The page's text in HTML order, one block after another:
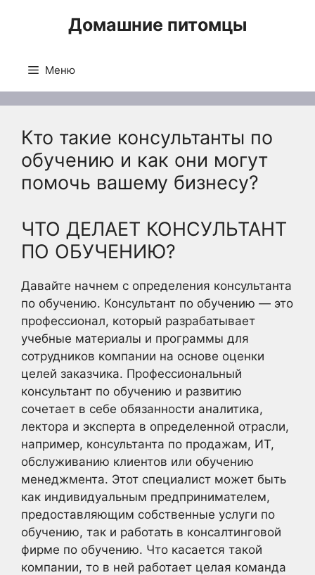
Домашние питомцы
Меню
Кто такие консультанты по
обучению и как они могут
помочь вашему бизнесу?
ЧТО ДЕЛАЕТ КОНСУЛЬТАНТ
ПО ОБУЧЕНИЮ?
Давайте начнем с определения консультанта
по обучению. Консультант по обучению — это
профессионал, который разрабатывает
учебные материалы и программы для
сотрудников компании на основе оценки
целей заказчика. Профессиональный
консультант по обучению и развитию
сочетает в себе обязанности аналитика,
лектора и эксперта в определенной отрасли,
например, консультанта по продажам, ИТ,
обслуживанию клиентов или обучению
менеджмента. Этот специалист может быть
как индивидуальным предпринимателем,
предоставляющим собственные услуги по
обучению, так и работать в консалтинговой
фирме по обучению. Что касается такой
компании, то в ней работает целая команда